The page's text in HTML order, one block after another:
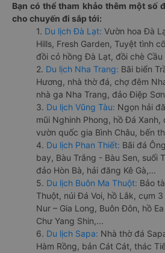
Bạn có thể tham khảo thêm một số
cho chuyến đi sắp tới:
1. Du lịch Đà Lạt: Vườn hoa Đà
Hills, Fresh Garden, Tuyệt tình
đồi cỏ hồng Đà Lạt, đồi chè Cầu
2. Du lịch Nha Trang: Bãi biển
Hương, nhà thờ đá, chợ đêm
nhà ga Nha Trang, đảo Điệp
3. Du lịch Vũng Tàu: Ngọn hải
mũi Nghinh Phong, hồ Đá Xanh,
vườn quốc gia Bình Châu, bến
4. Du lịch Phan Thiết: Bãi đá
bay, Bàu Trắng - Bàu Sen, suối
đảo Hòn Bà, hải đăng Kê Gà,...
5. Du lịch Buôn Ma Thuột: Bảo
Thuột, núi Đá Voi, hồ Lắk, cụm
Nur – Gia Long, Buôn Đôn, hồ
Chư Yang Shin,...
6. Du lịch Sapa: Nhà thờ đá
Hàm Rồng, bản Cát Cát, thác